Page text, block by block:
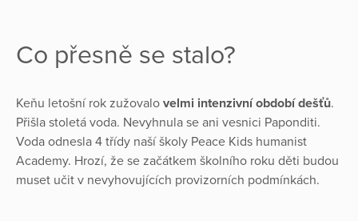
Co přesně se stalo?
Keňu letošní rok zužovalo velmi intenzivní období dešťů.
Přišla stoletá voda. Nevyhnula se ani vesnici Paponditi.
Voda odnesla 4 třídy naší školy Peace Kids humanist
Academy. Hrozí, že se začátkem školního roku děti budou
muset učit v nevyhovujících provizorních podmínkách.